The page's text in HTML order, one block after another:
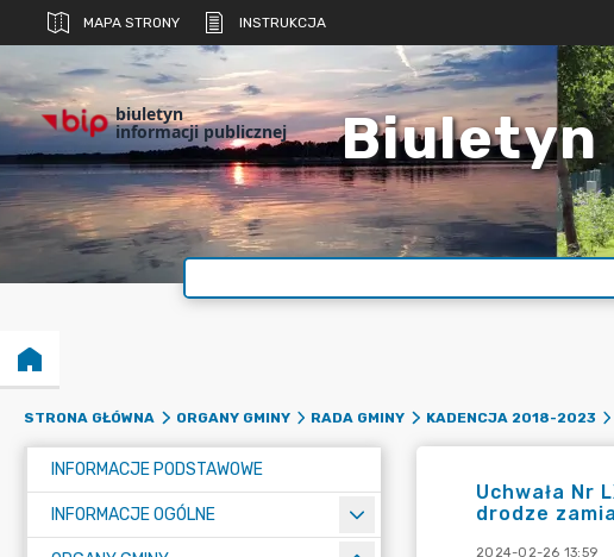
MAPA STRONY INSTRUKCJA
biuletyn
informacji publicznej Biuletyn
STRONA GŁÓWNA ORGANY GMINY RADA GMINY KADENCJA 2018-2023
INFORMACJE PODSTAWOWE
INFORMACJE OGÓLNE
Uchwała Nr
drodze
2024-02-26 13:59